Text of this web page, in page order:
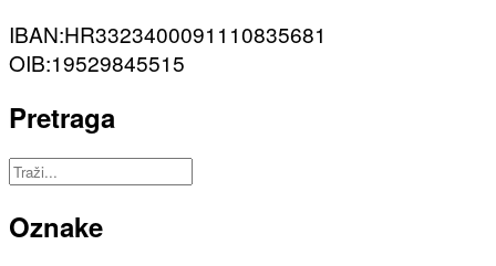
IBAN:HR3323400091110835681
OIB:19529845515
Pretraga
Oznake